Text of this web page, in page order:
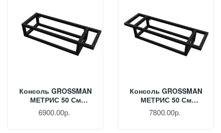
Консоль GROSSMAN
МЕТРИС 50 См
Черная 105002
6900.00р.
Консоль GROSSMAN
МЕТРИС 50 См
Черная 105003
7800.00р.